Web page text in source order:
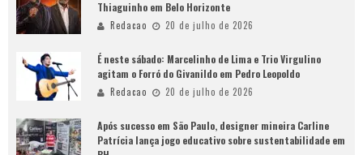
Thiaguinho em Belo Horizonte
Redacao 20 de julho de 2026
É neste sábado: Marcelinho de Lima e Trio Virgulino
agitam o Forró do Givanildo em Pedro Leopoldo
Redacao 20 de julho de 2026
Após sucesso em São Paulo, designer mineira Carline
Patrícia lança jogo educativo sobre sustentabilidade em